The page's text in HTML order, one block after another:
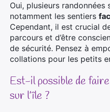
Oui, plusieurs
notamment les sentiers
Cependant, il est crucial
parcours et d’être
de sécurité. Pensez à
collations pour les petits
Est-il possible de
sur l’île ?